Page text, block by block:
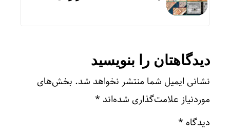
دیدگاهتان را بنویسید
نشانی ایمیل شما منتشر نخواهد شد. بخش‌های
موردنیاز علامت‌گذاری شده‌اند *
دیدگاه *